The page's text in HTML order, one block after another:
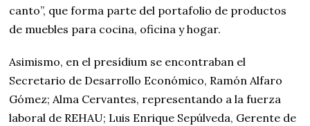
canto”, que forma parte del portafolio de productos
de muebles para cocina, oficina y hogar.
Asimismo, en el presídium se encontraban el
Secretario de Desarrollo Económico, Ramón Alfaro
Gómez; Alma Cervantes, representando a la fuerza
laboral de REHAU; Luis Enrique Sepúlveda, Gerente de